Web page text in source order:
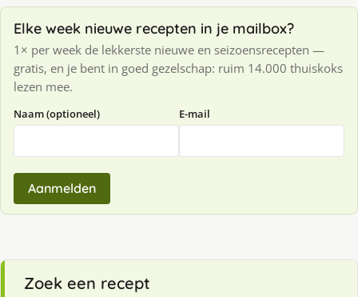
Elke week nieuwe recepten in je mailbox?
1× per week de lekkerste nieuwe en seizoensrecepten —
gratis, en je bent in goed gezelschap: ruim 14.000 thuiskoks
lezen mee.
Naam (optioneel) E-mail
Aanmelden
Zoek een recept